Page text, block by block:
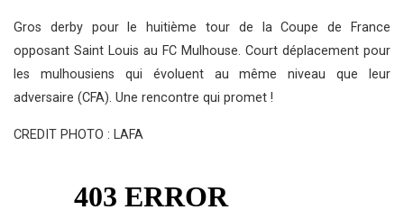
Gros derby pour le huitième tour de la Coupe de France
opposant Saint Louis au FC Mulhouse. Court déplacement pour
les mulhousiens qui évoluent au même niveau que leur
adversaire (CFA). Une rencontre qui promet !
CREDIT PHOTO : LAFA